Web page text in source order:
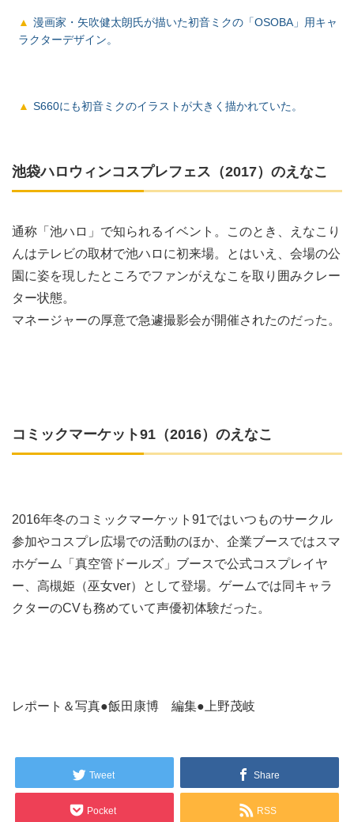
漫画家・矢吹健太朗氏が描いた初音ミクの「OSOBA」用キャ
ラクターデザイン。
S660にも初音ミクのイラストが大きく描かれていた。
池袋ハロウィンコスプレフェス（2017）のえなこ
通称「池ハロ」で知られるイベント。このとき、えなこり
んはテレビの取材で池ハロに初来場。とはいえ、会場の公
園に姿を現したところでファンがえなこを取り囲みクレー
ター状態。
マネージャーの厚意で急遽撮影会が開催されたのだった。
コミックマーケット91（2016）のえなこ
2016年冬のコミックマーケット91ではいつものサークル
参加やコスプレ広場での活動のほか、企業ブースではスマ
ホゲーム「真空管ドールズ」ブースで公式コスプレイヤ
ー、高槻姫（巫女ver）として登場。ゲームでは同キャラ
クターのCVも務めていて声優初体験だった。
レポート＆写真●飯田康博 編集●上野茂岐
Tweet Share
Pocket RSS